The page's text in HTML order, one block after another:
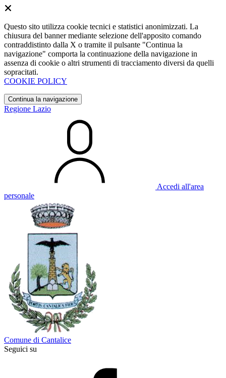
Questo sito utilizza cookie tecnici e statistici anonimizzati. La
chiusura del banner mediante selezione dell'apposito comando
contraddistinto dalla X o tramite il pulsante "Continua la
navigazione" comporta la continuazione della navigazione in
assenza di cookie o altri strumenti di tracciamento diversi da quelli
sopracitati.
COOKIE POLICY
Continua la navigazione
Regione Lazio
Accedi all'area
personale
Comune di Cantalice
Seguici su